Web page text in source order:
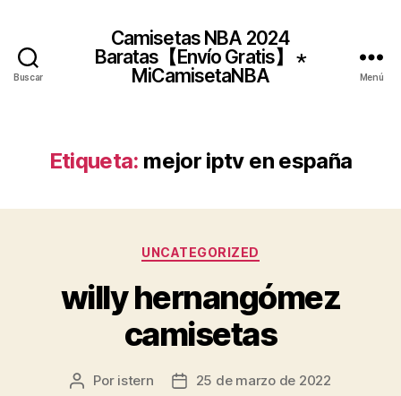
Buscar
Camisetas NBA 2024
Baratas【Envío Gratis】 ⋆
MiCamisetaNBA
Menú
Etiqueta: mejor iptv en españa
Categorías
UNCATEGORIZED
willy hernangómez
camisetas
Autor
Por istern
Fecha25 de marzo de 2022